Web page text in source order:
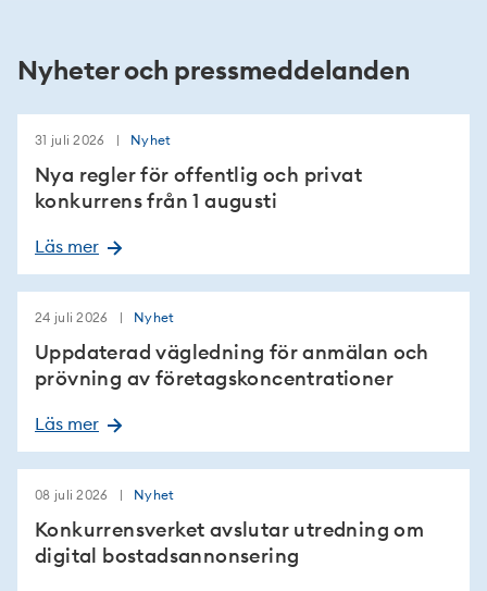
Nyheter och pressmeddelanden
31 juli 2026 Nyhet
Nya regler för offentlig och privat
konkurrens från 1 augusti
Läs mer
24 juli 2026 Nyhet
Uppdaterad vägledning för anmälan och
prövning av företagskoncentrationer
Läs mer
08 juli 2026 Nyhet
Konkurrensverket avslutar utredning om
digital bostadsannonsering